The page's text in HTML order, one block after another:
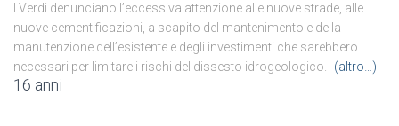
I Verdi denunciano l’eccessiva attenzione alle nuove strade, alle
nuove cementificazioni, a scapito del mantenimento e della
manutenzione dell’esistente e degli investimenti che sarebbero
necessari per limitare i rischi del dissesto idrogeologico.
(altro…)
16 anni